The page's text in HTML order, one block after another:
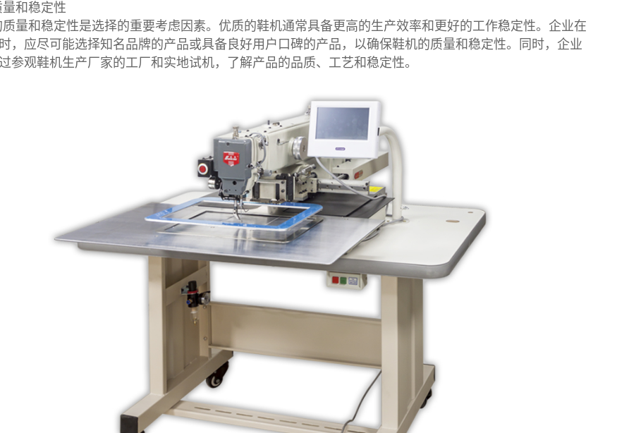
和稳定性
量和稳定性是选择的重要考虑因素。优质的鞋机通常具备更高的生产效率和更好的工作稳定性。企业在
，应尽可能选择知名品牌的产品或具备良好用户口碑的产品，以确保鞋机的质量和稳定性。同时，企业
参观鞋机生产厂家的工厂和实地试机，了解产品的品质、工艺和稳定性。